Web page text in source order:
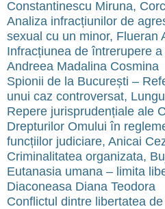
Constantinescu Miruna,
Analiza infracțiunilor de
sexual cu un minor, Flueran
Infracțiunea de întrerupere
Andreea Madalina Cosmina
Spionii de la București –
unui caz controversat,
Repere jurisprudențiale ale
Drepturilor Omului în
funcțiilor judiciare, Anicai
Criminalitatea organizata,
Eutanasia umana – limita
Diaconeasa Diana Teodora
Conflictul dintre libertatea